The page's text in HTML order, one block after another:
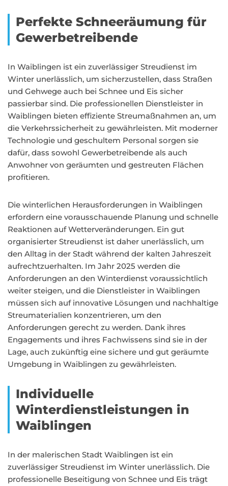
Perfekte Schneeräumung für
Gewerbetreibende
In Waiblingen ist ein zuverlässiger Streudienst im
Winter unerlässlich, um sicherzustellen, dass Straßen
und Gehwege auch bei Schnee und Eis sicher
passierbar sind. Die professionellen Dienstleister in
Waiblingen bieten effiziente Streumaßnahmen an, um
die Verkehrssicherheit zu gewährleisten. Mit moderner
Technologie und geschultem Personal sorgen sie
dafür, dass sowohl Gewerbetreibende als auch
Anwohner von geräumten und gestreuten Flächen
profitieren.
Die winterlichen Herausforderungen in Waiblingen
erfordern eine vorausschauende Planung und schnelle
Reaktionen auf Wetterveränderungen. Ein gut
organisierter Streudienst ist daher unerlässlich, um
den Alltag in der Stadt während der kalten Jahreszeit
aufrechtzuerhalten. Im Jahr 2025 werden die
Anforderungen an den Winterdienst voraussichtlich
weiter steigen, und die Dienstleister in Waiblingen
müssen sich auf innovative Lösungen und nachhaltige
Streumaterialien konzentrieren, um den
Anforderungen gerecht zu werden. Dank ihres
Engagements und ihres Fachwissens sind sie in der
Lage, auch zukünftig eine sichere und gut geräumte
Umgebung in Waiblingen zu gewährleisten.
Individuelle
Winterdienstleistungen in
Waiblingen
In der malerischen Stadt Waiblingen ist ein
zuverlässiger Streudienst im Winter unerlässlich. Die
professionelle Beseitigung von Schnee und Eis trägt